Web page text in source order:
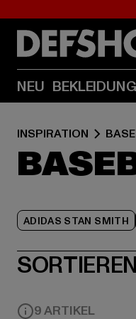
NEU BEKLEIDUNG
INSPIRATION
ADIDAS STAN SMITH
9 ARTIKEL